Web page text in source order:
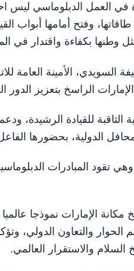
في العمل الدبلوماسي ليس
وفتح أمامها أبواب
بكفاءة واقتدار في
الأمينة العامة
الراسخ بتعزيز الدور
الثاقبة للقيادة
الدولية، بحضورها
تقود المبادرات
الإمارات نموذجا
والتعاون الدولي،
والاستقرار العالمي.